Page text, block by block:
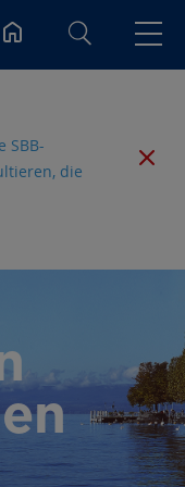
SBB-
die